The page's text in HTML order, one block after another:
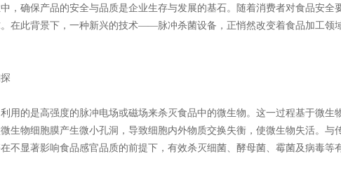
确保产品的安全与品质是企业生存与发展的基石。随着消费者对食品安全
在此背景下，一种新兴的技术——脉冲杀菌设备，正悄然改变着食品加工领
的是高强度的脉冲电场或磁场来杀灭食品中的微生物。这一过程基于微生
生物细胞膜产生微小孔洞，导致细胞内外物质交换失衡，使微生物失活。与
不显著影响食品感官品质的前提下，有效杀灭细菌、酵母菌、霉菌及病毒等